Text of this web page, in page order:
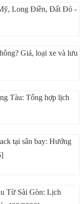
Long Điền, Đất Đỏ -
Giá, loại xe và lưu
Tàu: Tổng hợp lịch
tại sân bay: Hướng
Từ Sài Gòn: Lịch